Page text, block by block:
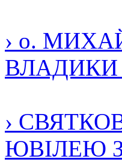
› о.
›
ЮВІЛЕЮ